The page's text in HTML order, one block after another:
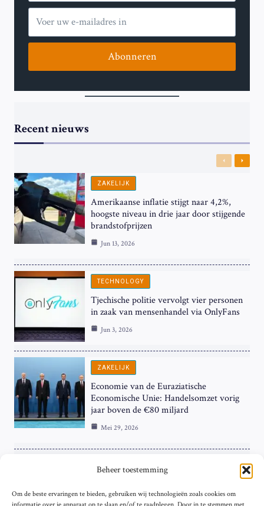
Beheer toestemming
Om de beste ervaringen te bieden, gebruiken wij technologieën zoals cookies om
Abonneren
Recent nieuws
Previous
Next
ZAKELIJK
Amerikaanse inflatie stijgt naar 4,2%,
hoogste niveau in drie jaar door stijgende
brandstofprijzen
Jun 13, 2026
TECHNOLOGY
Tjechische politie vervolgt vier personen
in zaak van mensenhandel via OnlyFans
Jun 3, 2026
ZAKELIJK
Economie van de Euraziatische
Economische Unie: Handelsomzet vorig
jaar boven de €80 miljard
Mei 29, 2026
ZAKELIJK
Hardnekkige Inflatie bij de ‘Grote Vier’